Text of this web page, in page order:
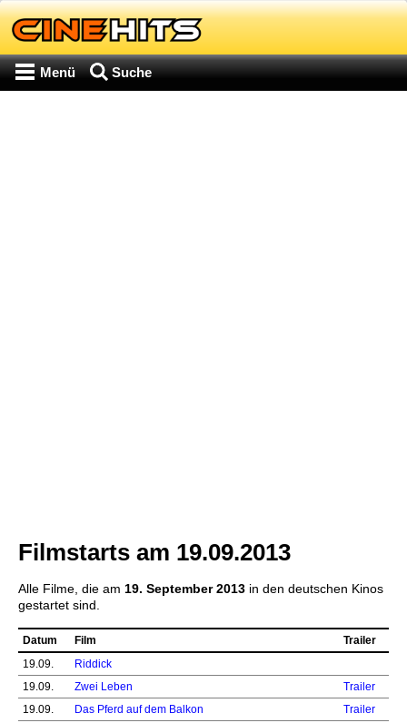
Menü Suche
Filmstarts am 19.09.2013
Alle Filme, die am 19. September 2013 in den deutschen Kinos
gestartet sind.
Datum Film
Trailer
19.09.
Riddick
19.09.
Zwei Leben
Trailer
19.09.
Das Pferd auf dem Balkon
Trailer